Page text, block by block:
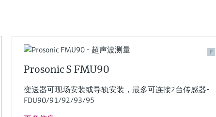
F
Prosonic S FMU90
变送器可现场安装或导轨安装，最多可连接2台传感器-
FDU90/91/92/93/95